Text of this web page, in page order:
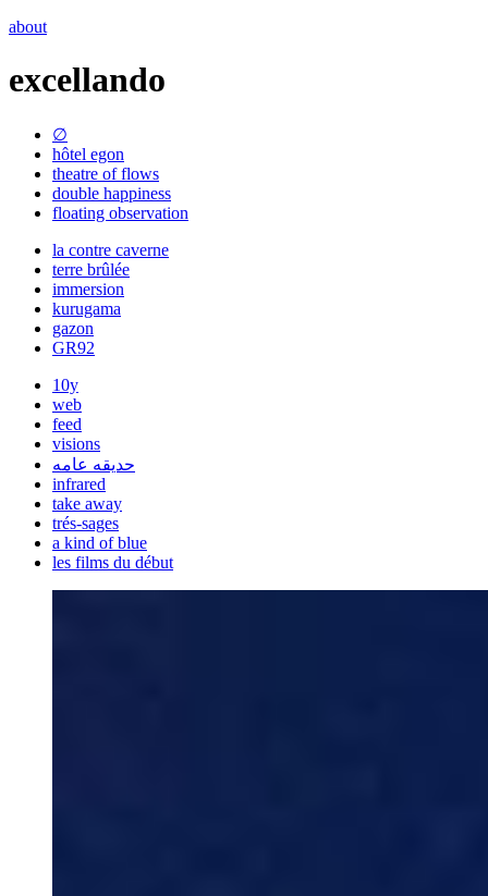
about
excellando
∅
hôtel egon
theatre of flows
double happiness
floating observation
la contre caverne
terre brûlée
immersion
kurugama
gazon
GR92
10y
web
feed
visions
حديقه عامه
infrared
take away
trés-sages
a kind of blue
les films du début